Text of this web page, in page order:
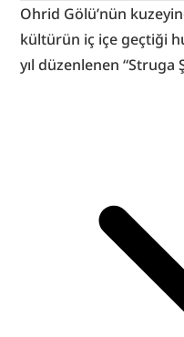
Ohrid Gölü’nün
kültürün iç içe geçtiği
yıl düzenlenen “Struga